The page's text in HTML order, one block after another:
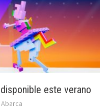
este verano